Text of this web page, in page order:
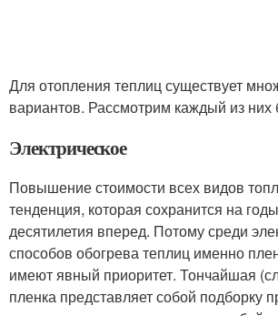
Для отопления теплиц существует
вариантов. Рассмотрим каждый из них
Электрическое
Повышение стоимости всех видов
тенденция, которая сохранится на
десятилетия вперед. Потому среди
способов обогрева теплиц именно
имеют явный приоритет. Тончайшая
пленка представляет собой подборку